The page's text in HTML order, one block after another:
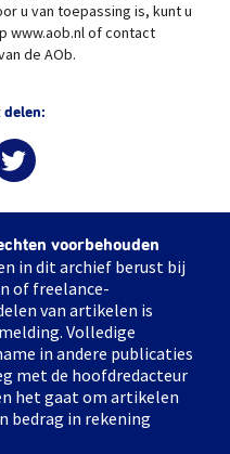
u van toepassing is, kunt u
www.aob.nl of contact
de AOb.
delen:
voorbehouden
in dit archief berust bij
of freelance-
van artikelen is
Volledige
in andere publicaties
met de hoofdredacteur
het gaat om artikelen
bedrag in rekening